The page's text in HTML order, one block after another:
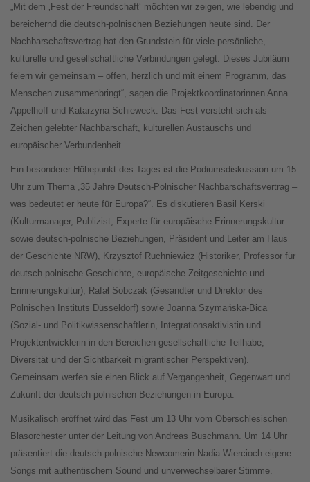
„Mit dem ‚Fest der Freundschaft‘ möchten wir zeigen, wie lebendig und
bereichernd die deutsch-polnischen Beziehungen heute sind. Der
Nachbarschaftsvertrag hat den Grundstein für viele persönliche,
kulturelle und gesellschaftliche Verbindungen gelegt. Dieses Jubiläum
feiern wir gemeinsam – offen, herzlich und mit einem Programm, das
Menschen zusammenbringt“, sagen die Projektkoordinatorinnen Anna
Appelhoff und Katarzyna Schieweck. Das Fest versteht sich als
Zeichen gelebter Nachbarschaft, kulturellen Austauschs und
europäischer Verbundenheit.
Ein besonderer Höhepunkt des Tages ist die Podiumsdiskussion um 15
Uhr zum Thema „35 Jahre Deutsch-Polnischer Nachbarschaftsvertrag –
was bedeutet er heute für Europa?“. Es diskutieren Basil Kerski
(Kulturmanager, Publizist, Experte für europäische Erinnerungskultur
sowie deutsch-polnische Beziehungen, Präsident und Leiter am Haus
der Geschichte NRW), Krzysztof Ruchniewicz (Historiker, Professor für
deutsch-polnische Geschichte, europäische Zeitgeschichte und
Erinnerungskultur), Rafał Sobczak (Gesandter und Direktor des
Polnischen Instituts Düsseldorf) sowie Joanna Szymańska-Bica
(Sozial- und Politikwissenschaftlerin, Integrationsaktivistin und
Projektentwicklerin in den Bereichen gesellschaftliche Teilhabe,
Diversität und der Sichtbarkeit migrantischer Perspektiven).
Gemeinsam werfen sie einen Blick auf Vergangenheit, Gegenwart und
Zukunft der deutsch-polnischen Beziehungen in Europa.
Musikalisch eröffnet wird das Fest um 13 Uhr vom Oberschlesischen
Blasorchester unter der Leitung von Andreas Buschmann. Um 14 Uhr
präsentiert die deutsch-polnische Newcomerin Nadia Wiercioch eigene
Songs mit authentischem Sound und unverwechselbarer Stimme.